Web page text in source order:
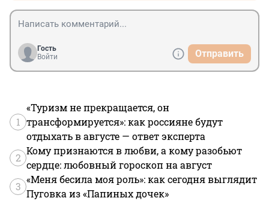
Гость
Войти
Отправить
1
«Туризм не прекращается, он
трансформируется»: как россияне будут
отдыхать в августе — ответ эксперта
2
Кому признаются в любви, а кому разобьют
сердце: любовный гороскоп на август
3
«Меня бесила моя роль»: как сегодня выглядит
Пуговка из «Папиных дочек»